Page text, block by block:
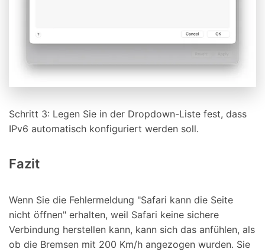
Schritt 3: Legen Sie in der Dropdown-Liste fest, dass
IPv6 automatisch konfiguriert werden soll.
Fazit
Wenn Sie die Fehlermeldung "Safari kann die Seite
nicht öffnen" erhalten, weil Safari keine sichere
Verbindung herstellen kann, kann sich das anfühlen, als
ob die Bremsen mit 200 Km/h angezogen wurden. Sie